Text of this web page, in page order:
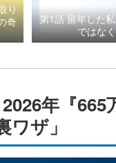
り
奇
第1話留年した
ではな
2026年『
ザ」